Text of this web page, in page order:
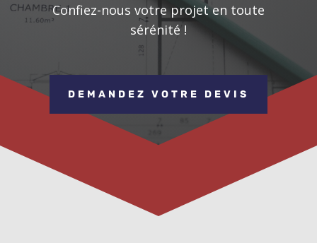
Confiez-nous votre projet en toute
sérénité !
DEMANDEZ VOTRE DEVIS